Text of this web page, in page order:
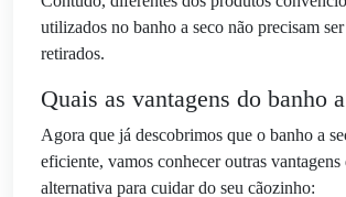
utilizados no banho a seco não precisam
retirados.
Quais as vantagens do banho
Agora que já descobrimos que o banho a
eficiente, vamos conhecer outras vantagens
alternativa para cuidar do seu cãozinho: